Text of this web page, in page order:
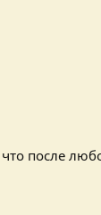
после